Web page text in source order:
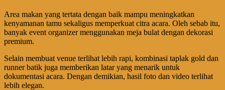
Area makan yang tertata dengan baik mampu meningkatkan
kenyamanan tamu sekaligus memperkuat citra acara. Oleh sebab itu,
banyak event organizer menggunakan meja bulat dengan dekorasi
premium.
Selain membuat venue terlihat lebih rapi, kombinasi taplak gold dan
runner batik juga memberikan latar yang menarik untuk
dokumentasi acara. Dengan demikian, hasil foto dan video terlihat
lebih elegan.